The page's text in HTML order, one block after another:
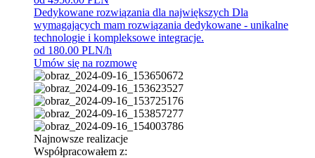
Dedykowane rozwiązania dla największych Dla
wymagających mam rozwiązania dedykowane - unikalne
technologie i kompleksowe integracje.
od 180.00 PLN/h
Umów się na rozmowę
Najnowsze realizacje
Współpracowałem z: